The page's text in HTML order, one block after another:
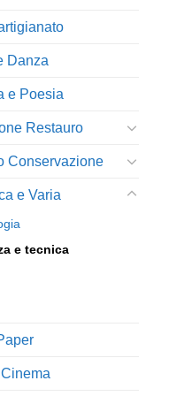
Danza
e Poesia
Restauro
Conservazione
e Varia
e tecnica